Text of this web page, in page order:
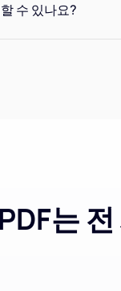
수 있나요?
는